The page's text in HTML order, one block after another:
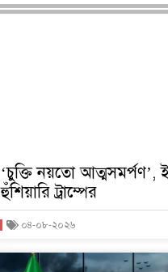
‘চুক্তি নয়তো আত্মসমর্পণ’,
হুঁশিয়ারি ট্রাম্পের
০৪-০৮-২০২৬